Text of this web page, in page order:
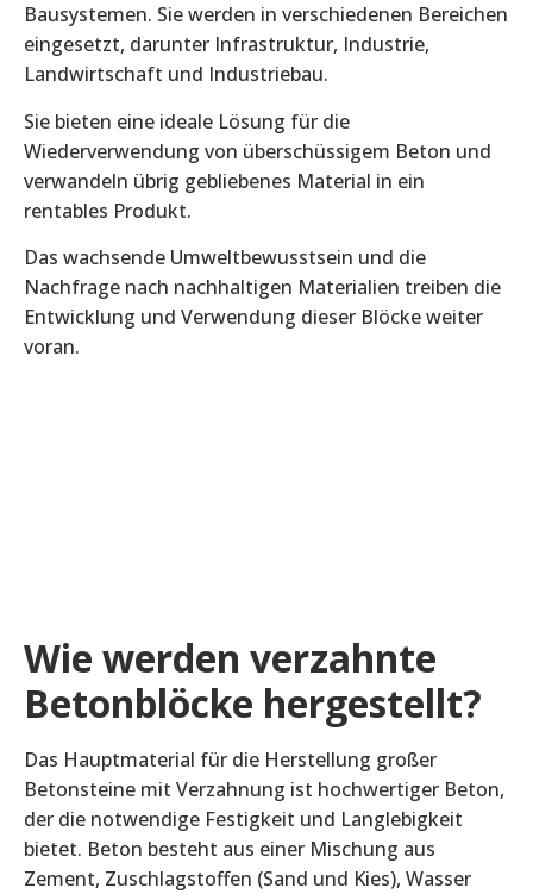
Bausystemen. Sie werden in verschiedenen Bereichen
eingesetzt, darunter Infrastruktur, Industrie,
Landwirtschaft und Industriebau.
Sie bieten eine ideale Lösung für die
Wiederverwendung von überschüssigem Beton und
verwandeln übrig gebliebenes Material in ein
rentables Produkt.
Das wachsende Umweltbewusstsein und die
Nachfrage nach nachhaltigen Materialien treiben die
Entwicklung und Verwendung dieser Blöcke weiter
voran.
Wie werden verzahnte
Betonblöcke hergestellt?
Das Hauptmaterial für die Herstellung großer
Betonsteine mit Verzahnung ist hochwertiger Beton,
der die notwendige Festigkeit und Langlebigkeit
bietet. Beton besteht aus einer Mischung aus
Zement, Zuschlagstoffen (Sand und Kies), Wasser